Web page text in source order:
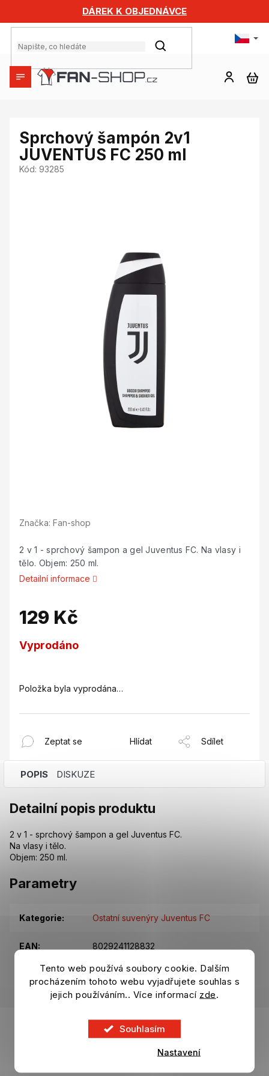
Tento web používá soubory cookie. Dalším
procházením tohoto webu vyjadřujete souhlas s
jejich používáním.. Více informací zde.
Souhlasím
Nastavení
obsah
DÁREK K OBJEDNÁVCE
HLEDAT
Sprchový šampón 2v1
JUVENTUS FC 250 ml
Kód: 93285
Značka: Fan-shop
2 v 1 - sprchový šampon a gel Juventus FC. Na vlasy i
tělo. Objem: 250 ml.
Detailní informace
129 Kč
cena:
Vyprodáno
Položka byla vyprodána…
Zeptat se Hlídat Sdílet
POPIS DISKUZE
Detailní popis produktu
2 v 1 - sprchový šampon a gel Juventus FC.
Na vlasy i tělo.
Objem: 250 ml.
Parametry
Kategorie: Ostatní suvenýry Juventus FC
EAN: 8029241128832
Položka byla vyprodána…